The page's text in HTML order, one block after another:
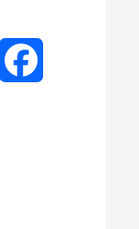
LinkedIn